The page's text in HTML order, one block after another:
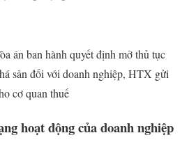
án ban hành quyết định mở thủ tục
sản đối với doanh nghiệp, HTX gửi
cơ quan thuế
hoạt động của doanh nghiệp